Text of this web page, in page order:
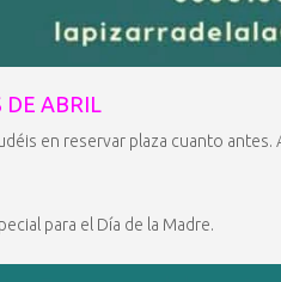
ABRIL
en reservar plaza cuanto
para el Día de la Madre.